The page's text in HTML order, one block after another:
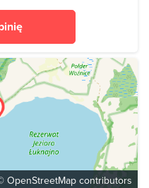
OpenStreetMap contributors